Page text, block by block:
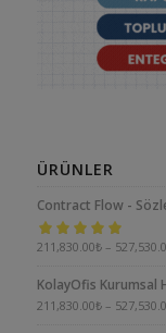
ÜRÜNLER
Contract Flow -
5 üzerinden
211,830.00₺ –
KolayOfis Kurumsal
211,830.00₺ –